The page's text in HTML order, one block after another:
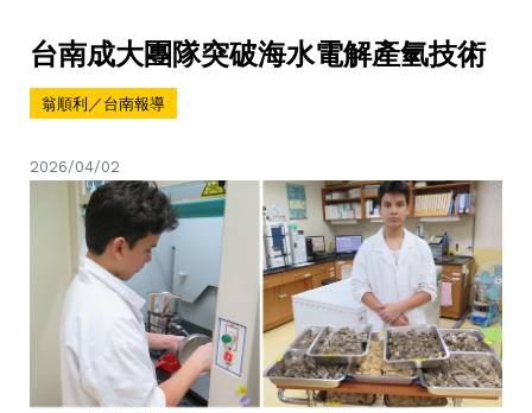
台南成大團隊突破海水電解產氫技術
翁順利／台南報導
2026/04/02